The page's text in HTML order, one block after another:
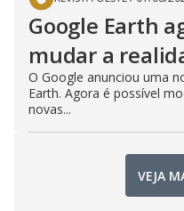
Google Earth
mudar a
O Google anunciou uma
Earth. Agora é possível
novas...
VEJA